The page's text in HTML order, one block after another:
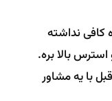
کافی نداشته
بالا بره.
با یه مشاور